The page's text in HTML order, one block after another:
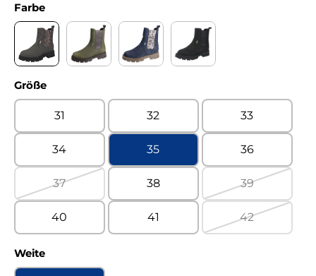
Farbeauswählen
Größeauswählen
31 32 33
34 35 36
37
(Diese Option ist zurzeit nicht verfügbar.)
38 39
40 41 42
Weiteauswählen